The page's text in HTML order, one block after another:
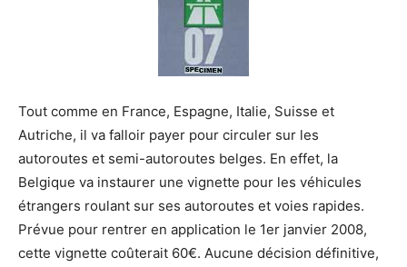
Tout comme en France, Espagne, Italie, Suisse et
Autriche, il va falloir payer pour circuler sur les
autoroutes et semi-autoroutes belges. En effet, la
Belgique va instaurer une vignette pour les véhicules
étrangers roulant sur ses autoroutes et voies rapides.
Prévue pour rentrer en application le 1er janvier 2008,
cette vignette coûterait 60€. Aucune décision définitive,